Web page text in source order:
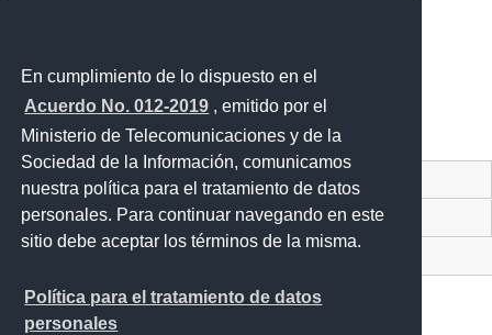
En cumplimiento de lo dispuesto en el
Acuerdo No. 012-2019 , emitido por el
Ministerio de Telecomunicaciones y de la
Sociedad de la Información, comunicamos
nuestra política para el tratamiento de datos
personales. Para continuar navegando en este
sitio debe aceptar los términos de la misma.
Política para el tratamiento de datos
personales
Contacto Ciudadano Digital
Portal Trámites Ciudadanos
Sistema Nacional de Información (SNI)